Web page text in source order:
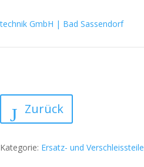
Zurück
Kategorie: Ersatz- und Verschleissteile